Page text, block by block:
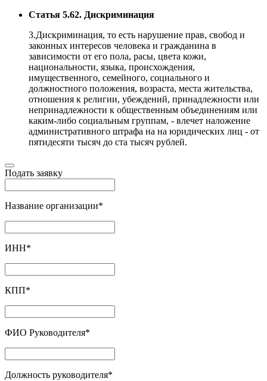
Статья 5.62. Дискриминация
3.Дискриминация, то есть нарушение прав, свобод и
законных интересов человека и гражданина в
зависимости от его пола, расы, цвета кожи,
национальности, языка, происхождения,
имущественного, семейного, социального и
должностного положения, возраста, места жительства,
отношения к религии, убеждений, принадлежности или
непринадлежности к общественным объединениям или
каким-либо социальным группам, - влечет наложение
административного штрафа на на юридических лиц - от
пятидесяти тысяч до ста тысяч рублей.
Подать заявку
Название организации*
ИНН*
КПП*
ФИО Руководителя*
Должность руководителя*